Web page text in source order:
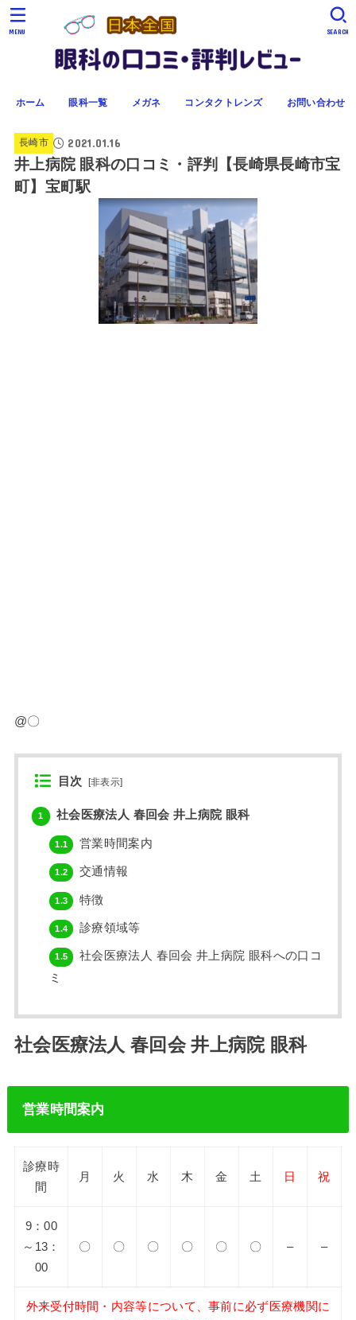
ホーム 眼科一覧 メガネ コンタクトレンズ お問い合わせ
SEARCH
MENU
長崎市 2021.01.16
井上病院 眼科の口コミ・評判【長崎県長崎市宝
町】宝町駅
@〇
目次 [非表示]
1 社会医療法人 春回会 井上病院 眼科
1.1 営業時間案内
1.2 交通情報
1.3 特徴
1.4 診療領域等
1.5
社会医療法人 春回会 井上病院 眼科への口コ
ミ
社会医療法人 春回会 井上病院 眼科
営業時間案内
診療時
間
月 火 水 木 金 土 日 祝
9：00
～13：
00
〇 〇 〇 〇 〇 〇 – –
外来受付時間・内容等について、事前に必ず医療機関に